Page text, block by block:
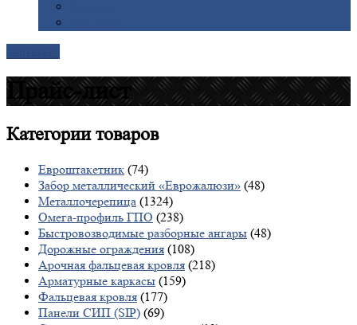
Прайс-лист
Категориитоваров
Евроштакетник (74)
Забор металлический «Еврожалюзи» (48)
Металлочерепица (1324)
Омега-профиль ГПО (238)
Быстровозводимые разборные ангары (48)
Дорожные ограждения (108)
Арочная фальцевая кровля (218)
Арматурные каркасы (159)
Фальцевая кровля (177)
Панели СИП (SIP) (69)